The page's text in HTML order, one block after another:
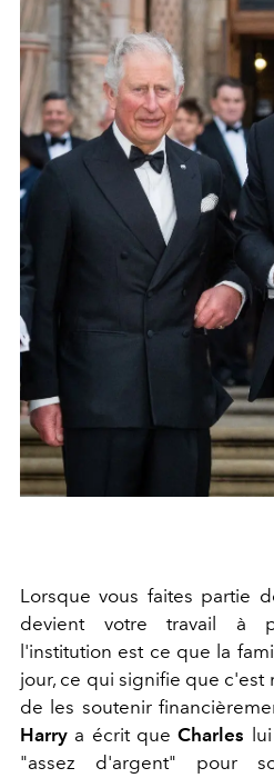
Lorsque vous faites partie
devient votre travail à
l'institution est ce que la
jour, ce qui signifie que c'est
de les soutenir
Harry a écrit queCharles
"assez d'argent" pour